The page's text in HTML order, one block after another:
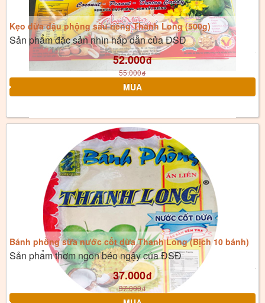
Kẹo dừa đậu phộng sầu riêng Thanh Long (500g)
Sản phẩm đặc sản nhìn hấp dẫn của ĐSĐ
52.000đ
55.000đ
Bánh phồng sữa nước cốt dừa Thanh Long (Bịch 10 bánh)
Sản phẩm thơm ngon béo ngậy của ĐSĐ
37.000đ
37.000đ